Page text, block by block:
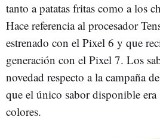
tanto a patatas fritas como a los
Hace referencia al procesador
estrenado con el Pixel 6 y que
generación con el Pixel 7. Los
novedad respecto a la campaña
que el único sabor disponible era
colores.